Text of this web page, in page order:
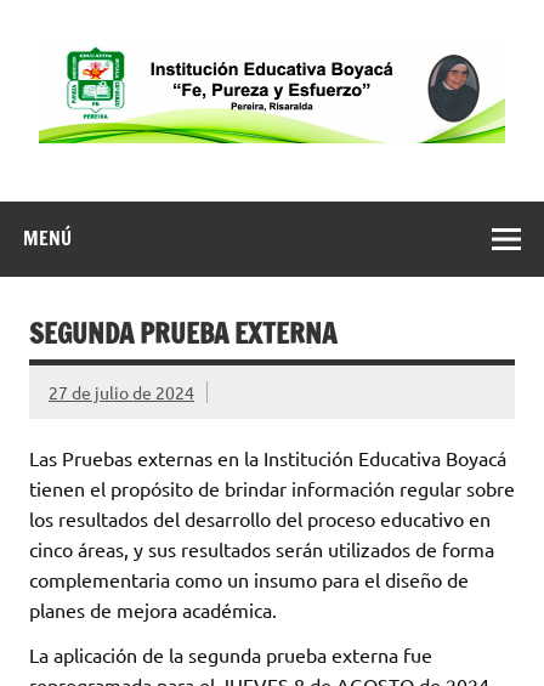
contenido
MENÚ
SEGUNDA PRUEBA EXTERNA
27 de julio de 2024
Las Pruebas externas en la Institución Educativa Boyacá
tienen el propósito de brindar información regular sobre
los resultados del desarrollo del proceso educativo en
cinco áreas, y sus resultados serán utilizados de forma
complementaria como un insumo para el diseño de
planes de mejora académica.
La aplicación de la segunda prueba externa fue